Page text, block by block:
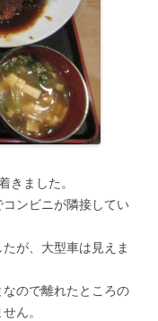
きました。
ンビニが隣接してい
が、大型車は見えま
ので離れたところの
ん。